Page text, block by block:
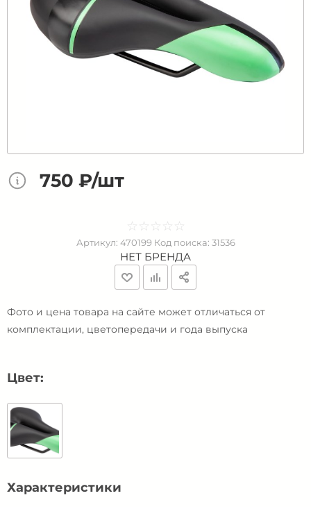
750 ₽/шт
☆ ☆ ☆ ☆ ☆
★ ★ ★ ★ ★
Артикул: 470199 Код поиска: 31536
НЕТ БРЕНДА
Фото и цена товара на сайте может отличаться от
комплектации, цветопередачи и года выпуска
Цвет:
Характеристики